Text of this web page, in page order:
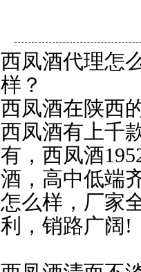
西凤酒代理怎
样？
西凤酒在陕西
西凤酒有上千
有，西凤酒
酒，高中低端
怎么样，厂家
利，销路广阔!